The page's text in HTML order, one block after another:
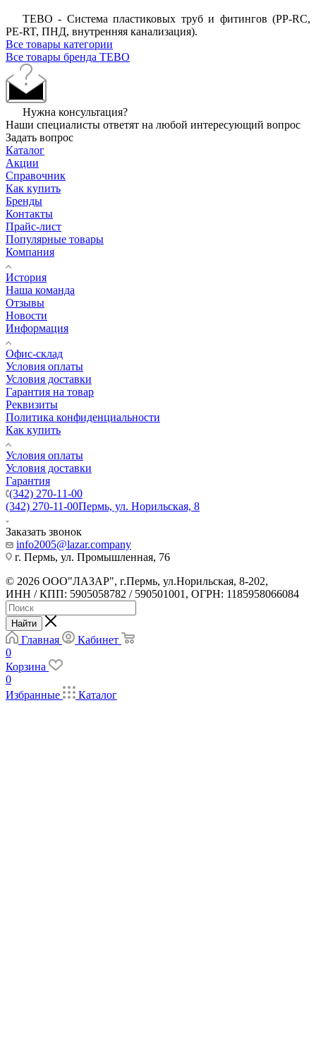
ТЕВО - Система пластиковых труб и фитингов (PP-RC,
PE-RT, ПНД, внутренняя канализация).
Все товары категории
Все товары бренда TEBO
Нужна консультация?
Наши специалисты ответят на любой интересующий вопрос
Задать вопрос
Каталог
Акции
Справочник
Как купить
Бренды
Контакты
Прайс-лист
Популярные товары
Компания
История
Наша команда
Отзывы
Новости
Информация
Офис-склад
Условия оплаты
Условия доставки
Гарантия на товар
Реквизиты
Политика конфиденциальности
Как купить
Условия оплаты
Условия доставки
Гарантия
(342) 270-11-00
(342) 270-11-00Пермь, ул. Норильская, 8
Заказать звонок
info2005@lazar.company
г. Пермь, ул. Промышленная, 76
© 2026 ООО"ЛАЗАР", г.Пермь, ул.Норильская, 8-202,
ИНН / КПП: 5905058782 / 590501001, ОГРН: 1185958066084
Найти
Главная
Кабинет
0
Корзина
0
Избранные
Каталог